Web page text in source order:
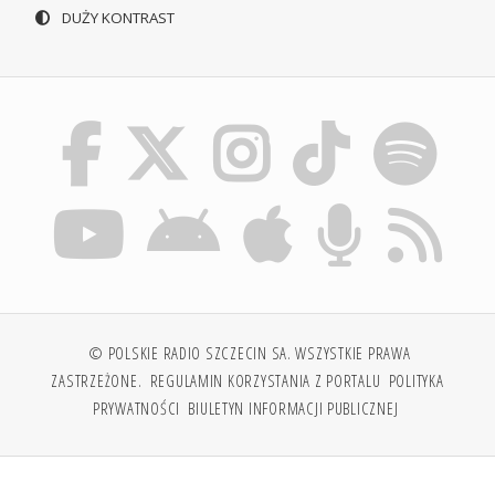
DUŻY KONTRAST
© POLSKIE RADIO SZCZECIN SA. WSZYSTKIE PRAWA
ZASTRZEŻONE. REGULAMIN KORZYSTANIA Z PORTALU POLITYKA
PRYWATNOŚCI BIULETYN INFORMACJI PUBLICZNEJ